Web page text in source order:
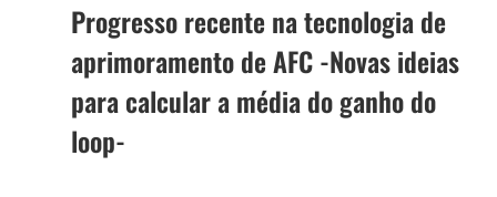
Progresso recente na tecnologia de
aprimoramento de AFC -Novas ideias
para calcular a média do ganho do
loop-